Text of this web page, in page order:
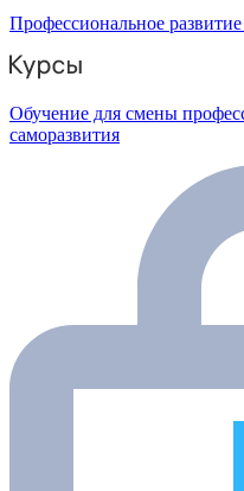
Профессиональное
Обучение для смены
саморазвития